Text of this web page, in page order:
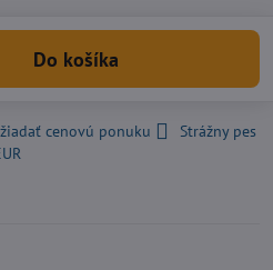
Do košíka
cenovú ponuku
Strážny pes